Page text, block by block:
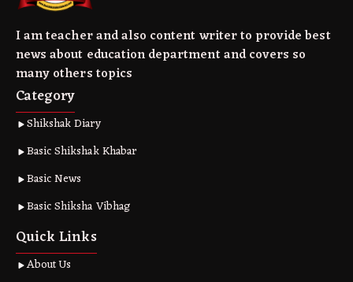
I am teacher and also content writer to provide best
news about education department and covers so
many others topics
Category
Shikshak Diary
Basic Shikshak Khabar
Basic News
Basic Shiksha Vibhag
Quick Links
About Us